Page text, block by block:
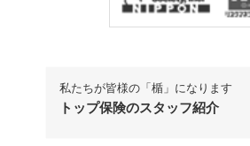
私たちが皆様の「楯」になります
トップ保険のスタッフ紹介